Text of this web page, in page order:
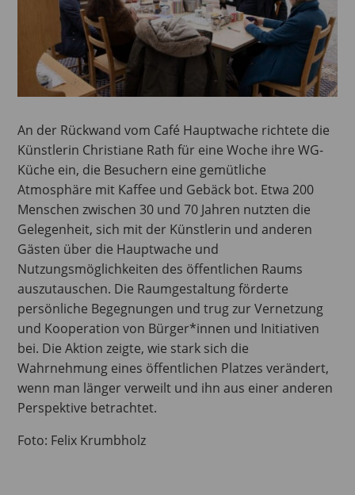
An der Rückwand vom Café Hauptwache richtete die
Künstlerin Christiane Rath für eine Woche ihre WG-
Küche ein, die Besuchern eine gemütliche
Atmosphäre mit Kaffee und Gebäck bot. Etwa 200
Menschen zwischen 30 und 70 Jahren nutzten die
Gelegenheit, sich mit der Künstlerin und anderen
Gästen über die Hauptwache und
Nutzungsmöglichkeiten des öffentlichen Raums
auszutauschen. Die Raumgestaltung förderte
persönliche Begegnungen und trug zur Vernetzung
und Kooperation von Bürger*innen und Initiativen
bei. Die Aktion zeigte, wie stark sich die
Wahrnehmung eines öffentlichen Platzes verändert,
wenn man länger verweilt und ihn aus einer anderen
Perspektive betrachtet.
Foto: Felix Krumbholz